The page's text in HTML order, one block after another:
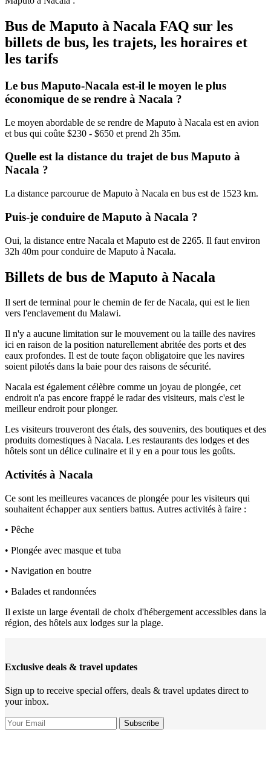
Bus de Maputo à Nacala FAQ sur les
billets de bus, les trajets, les horaires et
les tarifs
Le bus Maputo-Nacala est-il le moyen le plus
économique de se rendre à Nacala ?
Le moyen abordable de se rendre de Maputo à Nacala est en avion
et bus qui coûte $230 - $650 et prend 2h 35m.
Quelle est la distance du trajet de bus Maputo à
Nacala ?
La distance parcourue de Maputo à Nacala en bus est de 1523 km.
Puis-je conduire de Maputo à Nacala ?
Oui, la distance entre Nacala et Maputo est de 2265. Il faut environ
32h 40m pour conduire de Maputo à Nacala.
Billets de bus de Maputo à Nacala
Il sert de terminal pour le chemin de fer de Nacala, qui est le lien
vers l'enclavement du Malawi.
Il n'y a aucune limitation sur le mouvement ou la taille des navires
ici en raison de la position naturellement abritée des ports et des
eaux profondes. Il est de toute façon obligatoire que les navires
soient pilotés dans la baie pour des raisons de sécurité.
Nacala est également célèbre comme un joyau de plongée, cet
endroit n'a pas encore frappé le radar des visiteurs, mais c'est le
meilleur endroit pour plonger.
Les visiteurs trouveront des étals, des souvenirs, des boutiques et des
produits domestiques à Nacala. Les restaurants des lodges et des
hôtels sont un délice culinaire et il y en a pour tous les goûts.
Activités à Nacala
Ce sont les meilleures vacances de plongée pour les visiteurs qui
souhaitent échapper aux sentiers battus. Autres activités à faire :
• Pêche
• Plongée avec masque et tuba
• Navigation en boutre
• Balades et randonnées
Il existe un large éventail de choix d'hébergement accessibles dans la
région, des hôtels aux lodges sur la plage.
Exclusive deals & travel updates
Sign up to receive special offers, deals & travel updates direct to
your inbox.